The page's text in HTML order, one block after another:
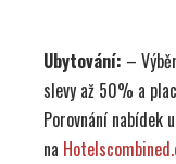
Ubytování: –
slevy až 50% a
Porovnání nabídek
na